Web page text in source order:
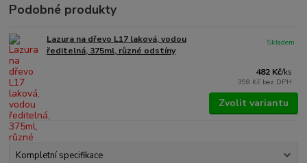
Podobné produkty
Lazura na dřevo L17 laková, vodou
ředitelná, 375ml, různé odstíny
482 Kč/ks
398 Kč bez DPH
Skladem
Zvolit variantu
Kompletní specifikace